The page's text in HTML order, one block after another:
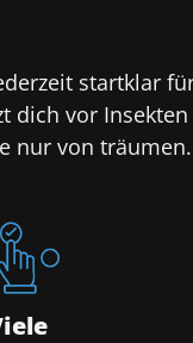
startklar
vor
nur von träumen.